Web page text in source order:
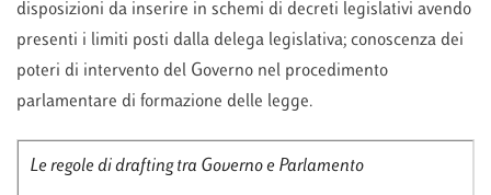
disposizioni da inserire in schemi di decreti legislativi avendo
presenti i limiti posti dalla delega legislativa; conoscenza dei
poteri di intervento del Governo nel procedimento
parlamentare di formazione delle legge.
Le regole di drafting tra Governo e Parlamento